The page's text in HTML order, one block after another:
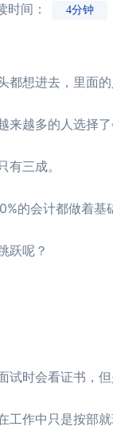
时间： 4分钟
想进去，里面的
来越多的人选择
三成。
会计都做着基
跃呢？
时会看证书，但
工作中只是按部